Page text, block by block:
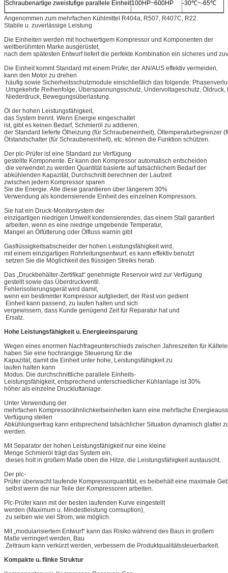
Schraubenartige zweistufige parallele Einheit100HP~600HP -30℃~-65℃
Angenommen zum mehrfachen Kühlmittel R404a, R507, R407C, R22.
Stabile u. zuverlässige Leistung
Die Einheiten werden mit hochwertigem Kompressor und Komponenten der
weltberühmten Marke ausgerüstet,
nach dem spätesten Entwurf liefert die perfekte Kombination ein sicheres und
Die Einheit kommt Standard mit einem Prüfer, der AN/AUS effektiv vermeiden,
kann den Motor zu drehen
häufig sowie Sicherheitsschutzmodule einschließlich das folgende:
Umgekehrte Reihenfolge, Überspannungsschutz, Undervoltageschutz, Öldruck,
Niederdruck, Bewegungsüberlastung.
Öl der hohen Leistungsfähigkeit,
das System trennt. Wenn Energie eingeschaltet
ist, gibt es keinen Bedarf, Schmieröl zu addieren,
der Standard lieferte Ölheizung (für Schraubeneinheit), Öltemperaturbegrenzer
Ölstandschalter (für Schraubeneinheit), etc. können die Funktion schützen.
Der plc-Prüfer ist eine Standard zur Verfügung
gestellte Komponente. Er kann den Kompressor automatisch entscheiden
die verwendet zu werden Quantität basierte auf tatsächlichem Bedarf der
abkühlenden Kapazität, Durchschnitt berechnen der Laufzeit
zwischen jedem Kompressor sparen
Sie die Energie. Alle diese garantieren über längerem 30%
Verwendung als kondensierende Einheit des einzelnen Kompressors.
Sie hat ein Druck-Monitorsystem der
einzigartigen niedrigen Umwelt kondensierendes, das einem Stall garantiert
arbeiten, wenn es eine niedrige umgebende Temperatur,
Mangel an Ölfütterung oder Ölfluss warnin gibt
Gasflüssigkeitsabscheider der hohen Leistungsfähigkeit wird,
mit einem einzigartigen Rohrleitungsentwurf, es kann effektiv benutzt
setzen Sie die Möglichkeit des flüssigen Streiks herab.
Das „Druckbehälter-Zertifikat“ genehmigte Reservoir wird zur Verfügung
gestellt sowie das Überdruckventil.
Fehlerisolierungsgerät wird damit,
wenn ein bestimmter Kompressor aufgliedert, der Rest von gedient
Einheit kann passend, zu laufen halten und sich
vergewissern, dass Kunde genügend Zeit für Reparatur hat und
Ersatz.
Hohe Leistungsfähigkeit u. Energieeinsparung
Wegen eines enormen Nachfrageunterschieds zwischen Jahreszeiten für
haben Sie eine hochrangige Steuerung für die
Kapazität, damit die Einheit unter hohe, Leistungsfähigkeit zu
laufen halten kann
Modus. Die durchschnittliche parallele Einheits-
Leistungsfähigkeit, entsprechend unterschiedlicher Kühlanlage ist 30%
höher als einzelne Druckluftanlage.
Unter Verwendung der
mehrfachen Kompressorähnlichkeitseinheiten kann eine mehrfache
Verfügung stellen
Abkühlungsertrag kann entsprechend tatsächlicher Situation dynamisch glatter
werden.
Mit Separator der hohen Leistungsfähigkeit nur eine kleine
Menge Schmieröl trägt das System ein,
dieses holt in großem Maße oben die Hitze, die Leistungsfähigkeit austauscht.
Der plc-
Prüfer überwacht laufende Kompressorquantität, es beibehält eine maximale
selbst wenn die nur Teile der Kompressoren arbeiten.
Plc-Prüfer kann mit der besten laufenden Kurve eingestellt
werden (Maximum u. Mindestleistung comsuption),
zu selben wie viel Strom, wie möglich.
Mit „modularisiertem Entwurf“ kann das Risiko während des Baus in großem
Maße verringert werden, Bau
Zeitraum kann verkürzt werden, verbessern die Produktqualitätssteuerbarkeit.
Kompakte u. flinke Struktur